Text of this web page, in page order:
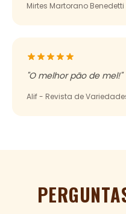
Mirtes Martorano Benedetti
"O melhor pão de mel!"
Alif - Revista de